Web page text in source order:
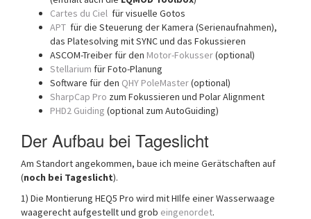
Cartes du Ciel für visuelle Gotos
APT für die Steuerung der Kamera (Serienaufnahmen),
das Platesolving mit SYNC und das Fokussieren
ASCOM-Treiber für den Motor-Fokusser(optional)
Stellarium für Foto-Planung
Software für den QHY PoleMaster(optional)
SharpCap Pro zum Fokussieren und Polar Alignment
PHD2 Guiding (optional zum AutoGuiding)
Der Aufbau bei Tageslicht
Am Standort angekommen, baue ich meine Gerätschaften auf
(noch bei Tageslicht).
1) Die Montierung HEQ5 Pro wird mit HIlfe einer Wasserwaage
waagerecht aufgestellt und grob eingenordet.